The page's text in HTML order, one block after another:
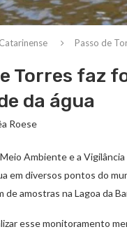
Passo de
Torres faz
da água
Roese
Ambiente e a
em diversos pontos do
de amostras na Lagoa da
esse monitoramento